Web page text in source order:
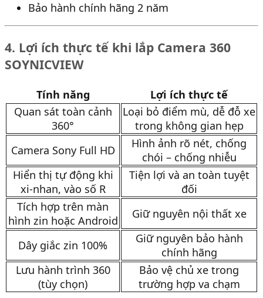
Bảo hành chính hãng 2 năm
4. Lợi ích thực tế khi lắp Camera 360
SOYNICVIEW
Tính năng
Lợi ích thực tế
Quan sát toàn cảnh
360°
Loại bỏ điểm mù, dễ đỗ xe
trong không gian hẹp
Camera Sony Full HD
Hình ảnh rõ nét, chống
chói – chống nhiễu
Hiển thị tự động khi
xi-nhan, vào số R
Tiện lợi và an toàn tuyệt
đối
Tích hợp trên màn
hình zin hoặc Android
Giữ nguyên nội thất xe
Dây giắc zin 100%
Giữ nguyên bảo hành
chính hãng
Lưu hành trình 360
(tùy chọn)
Bảo vệ chủ xe trong
trường hợp va chạm